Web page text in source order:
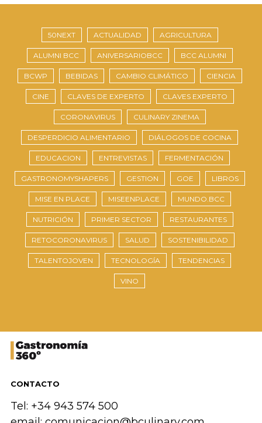
50NEXT ACTUALIDAD AGRICULTURA
ALUMNI BCC ANIVERSARIOBCC BCC ALUMNI
BCWP BEBIDAS CAMBIO CLIMÁTICO CIENCIA
CINE CLAVES DE EXPERTO CLAVES EXPERTO
CORONAVIRUS CULINARY ZINEMA
DESPERDICIO ALIMENTARIO DIÁLOGOS DE COCINA
EDUCACION ENTREVISTAS FERMENTACIÓN
GASTRONOMYSHAPERS GESTION GOE LIBROS
MISE EN PLACE MISEENPLACE MUNDO.BCC
NUTRICIÓN PRIMER SECTOR RESTAURANTES
RETOCORONAVIRUS SALUD SOSTENIBILIDAD
TALENTOJOVEN TECNOLOGÍA TENDENCIAS
VINO
CONTACTO
Tel: +34 943 574 500